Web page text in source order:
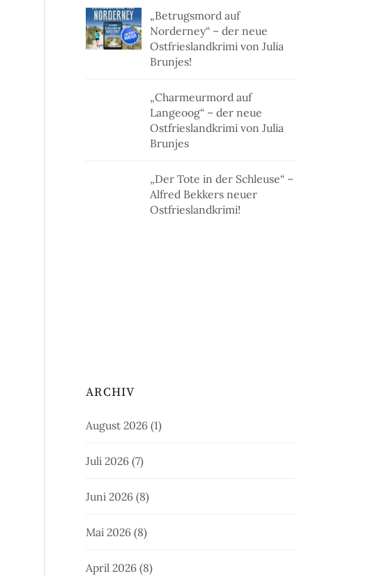
„Betrugsmord auf
Norderney“ – der neue
Ostfrieslandkrimi von Julia
Brunjes!
„Charmeurmord auf
Langeoog“ – der neue
Ostfrieslandkrimi von Julia
Brunjes
„Der Tote in der Schleuse“ –
Alfred Bekkers neuer
Ostfrieslandkrimi!
ARCHIV
August 2026 (1)
Juli 2026 (7)
Juni 2026 (8)
Mai 2026 (8)
April 2026 (8)